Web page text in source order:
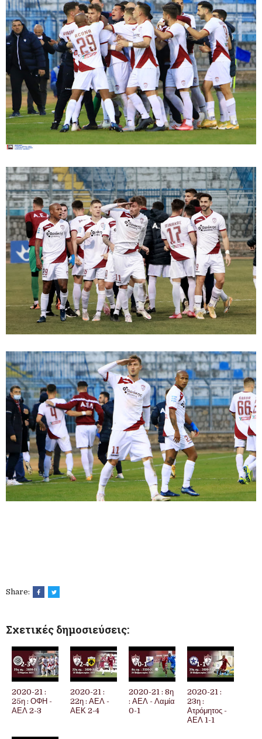
Share:
Σχετικές δημοσιεύσεις:
2020-21 :
25η : ΟΦΗ -
ΑΕΛ 2-3
2020-21 :
22η : ΑΕΛ -
ΑΕΚ 2-4
2020-21 : 8η
: ΑΕΛ - Λαμία
0-1
2020-21 :
23η :
Ατρόμητος -
ΑΕΛ 1-1